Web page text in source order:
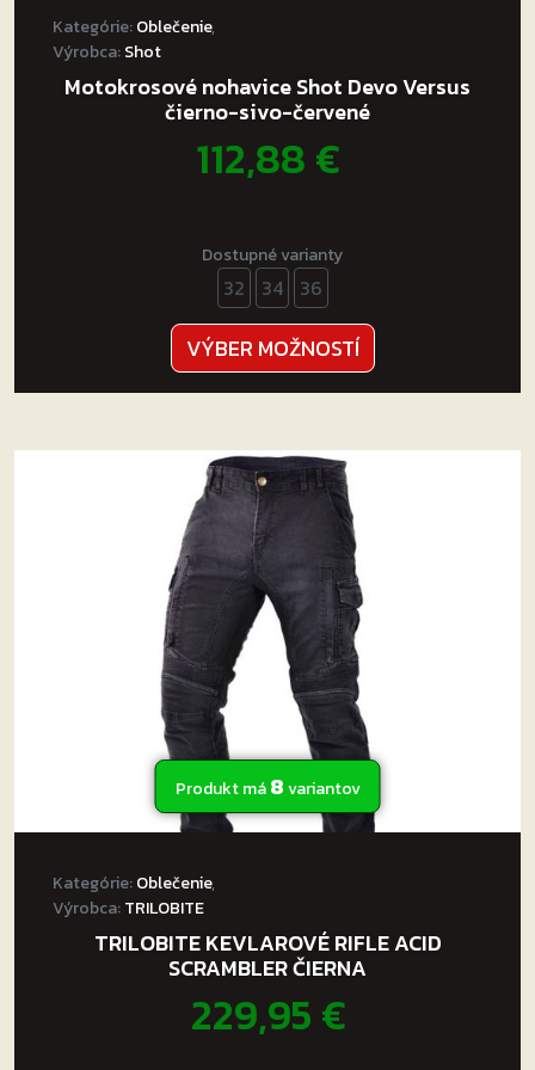
Kategórie:Oblečenie,
Výrobca:Shot
Motokrosové nohavice Shot Devo Versus
čierno-sivo-červené
112,88€
Dostupné varianty
32 34 36
VÝBER MOŽNOSTÍ
produkt
Produkt má8variantov
Kategórie:Oblečenie,
Výrobca:TRILOBITE
TRILOBITE KEVLAROVÉ RIFLE ACID
SCRAMBLER ČIERNA
229,95€